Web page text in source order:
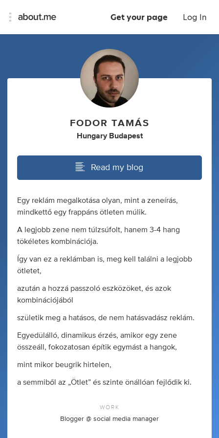
Get your page Log In
FODOR TAMÁS
Hungary Budapest
Read my blog
Egy reklám megalkotása olyan, mint a zeneírás,
mindkettő egy frappáns ötleten múlik.
A legjobb zene nem túlzsúfolt, hanem 3-4 hang
tökéletes kombinációja.
Így van ez a reklámban is, meg kell találni a legjobb
ötletet,
azután a hozzá passzoló eszközöket, és azok
kombinációjából
születik meg a hatásos, de nem hatásvadász reklám.
Egyedülálló, dinamikus érzés, amikor egy zene
összeáll, fokozatosan építik egymást a hangok,
mint mikor beugrik hirtelen,
a semmiből az „Ötlet” és szinte önállóan fejlődik ki.
WORK
Blogger @ social media manager